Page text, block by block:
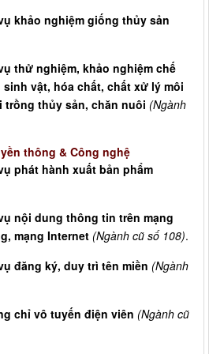
khảo nghiệm giống thủy sản
thử nghiệm, khảo nghiệm chế
vật, hóa chất, chất xử lý môi
thủy sản, chăn nuôi (Ngành
thông & Công nghệ
phát hành xuất bản phẩm
nội dung thông tin trên mạng
mạng Internet (Ngành cũ số 108).
đăng ký, duy trì tên miền (Ngành
chỉ vô tuyến điện viên (Ngành cũ